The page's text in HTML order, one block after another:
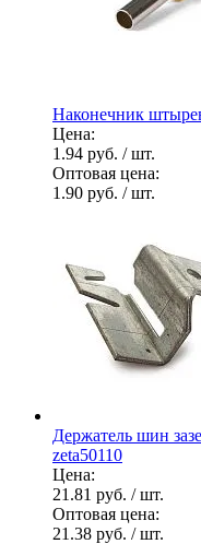
Наконечник
Цена:
1.94 руб. / шт.
Оптовая цена:
1.90 руб. / шт.
Держатель шин
zeta50110
Цена:
21.81 руб. / шт.
Оптовая цена:
21.38 руб. / шт.